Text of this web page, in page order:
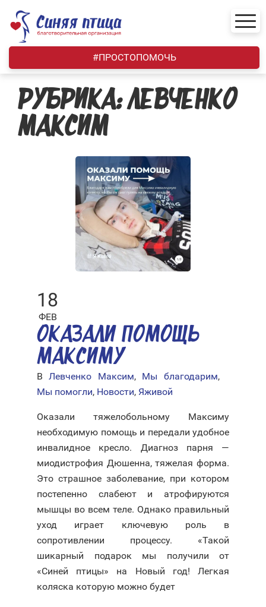
content
#ПРОСТОПОМОЧЬ
РУБРИКА:ЛЕВЧЕНКО
МАКСИМ
18
ФЕВ
ОКАЗАЛИ ПОМОЩЬ
МАКСИМУ
ВЛевченко Максим, Мы благодарим,
Мы помогли, Новости, Яживой
Оказали тяжелобольному Максиму
необходимую помощь и передали удобное
инвалидное кресло. Диагноз парня —
миодистрофия Дюшенна, тяжелая форма.
Это страшное заболевание, при котором
постепенно слабеют и атрофируются
мышцы во всем теле. Однако правильный
уход играет ключевую роль в
сопротивлении процессу. «Такой
шикарный подарок мы получили от
«Синей птицы» на Новый год! Легкая
коляска которую можно будет